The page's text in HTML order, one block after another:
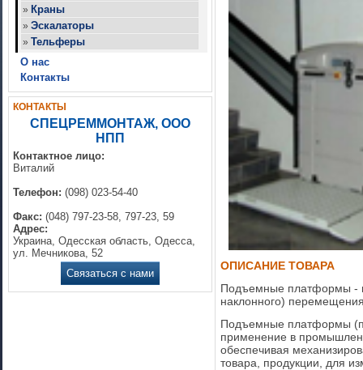
» Краны
» Эскалаторы
» Тельферы
О нас
Контакты
КОНТАКТЫ
СПЕЦРЕММОНТАЖ, ООО
НПП
Контактное лицо:
Виталий
Телефон: (098) 023-54-40
Факс: (048) 797-23-58, 797-23, 59
Адрес:
Украина, Одесская область, Одесса,
ул. Мечникова, 52
Связаться с нами
ОПИСАНИЕ ТОВАРА
Подъемные платформы -
наклонного)
Подъемные платформы
применение в
обеспечивая
товара, продукции, для